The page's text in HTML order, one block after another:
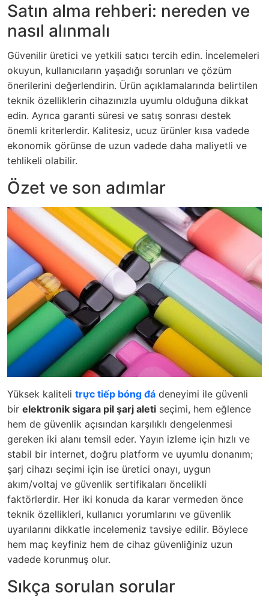
Satın alma rehberi: nereden ve
nasıl alınmalı
Güvenilir üretici ve yetkili satıcı tercih edin. İncelemeleri
okuyun, kullanıcıların yaşadığı sorunları ve çözüm
önerilerini değerlendirin. Ürün açıklamalarında belirtilen
teknik özelliklerin cihazınızla uyumlu olduğuna dikkat
edin. Ayrıca garanti süresi ve satış sonrası destek
önemli kriterlerdir. Kalitesiz, ucuz ürünler kısa vadede
ekonomik görünse de uzun vadede daha maliyetli ve
tehlikeli olabilir.
Özet ve son adımlar
Yüksek kaliteli trực tiếp bóng đá deneyimi ile güvenli
bir elektronik sigara pil şarj aleti seçimi, hem eğlence
hem de güvenlik açısından karşılıklı dengelenmesi
gereken iki alanı temsil eder. Yayın izleme için hızlı ve
stabil bir internet, doğru platform ve uyumlu donanım;
şarj cihazı seçimi için ise üretici onayı, uygun
akım/voltaj ve güvenlik sertifikaları öncelikli
faktörlerdir. Her iki konuda da karar vermeden önce
teknik özellikleri, kullanıcı yorumlarını ve güvenlik
uyarılarını dikkatle incelemeniz tavsiye edilir. Böylece
hem maç keyfiniz hem de cihaz güvenliğiniz uzun
vadede korunmuş olur.
Sıkça sorulan sorular